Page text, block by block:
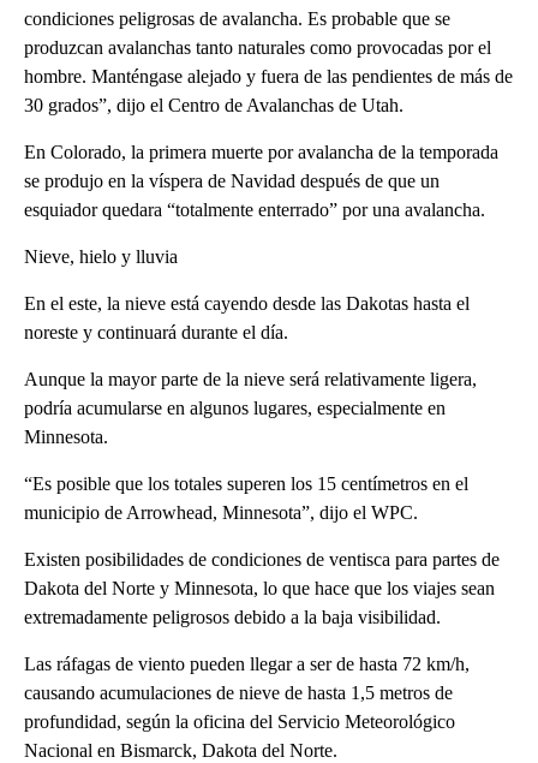
condiciones peligrosas de avalancha. Es probable que se
produzcan avalanchas tanto naturales como provocadas por el
hombre. Manténgase alejado y fuera de las pendientes de más de
30 grados”, dijo el Centro de Avalanchas de Utah.
En Colorado, la primera muerte por avalancha de la temporada
se produjo en la víspera de Navidad después de que un
esquiador quedara “totalmente enterrado” por una avalancha.
Nieve, hielo y lluvia
En el este, la nieve está cayendo desde las Dakotas hasta el
noreste y continuará durante el día.
Aunque la mayor parte de la nieve será relativamente ligera,
podría acumularse en algunos lugares, especialmente en
Minnesota.
“Es posible que los totales superen los 15 centímetros en el
municipio de Arrowhead, Minnesota”, dijo el WPC.
Existen posibilidades de condiciones de ventisca para partes de
Dakota del Norte y Minnesota, lo que hace que los viajes sean
extremadamente peligrosos debido a la baja visibilidad.
Las ráfagas de viento pueden llegar a ser de hasta 72 km/h,
causando acumulaciones de nieve de hasta 1,5 metros de
profundidad, según la oficina del Servicio Meteorológico
Nacional en Bismarck, Dakota del Norte.